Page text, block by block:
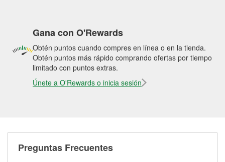
Gana con O'Rewards
Obtén puntos cuando compres en línea o en la tienda.
Obtén puntos más rápido comprando ofertas por tiempo
limitado con puntos extras.
Únete a O'Rewards o inicia sesión
Preguntas Frecuentes